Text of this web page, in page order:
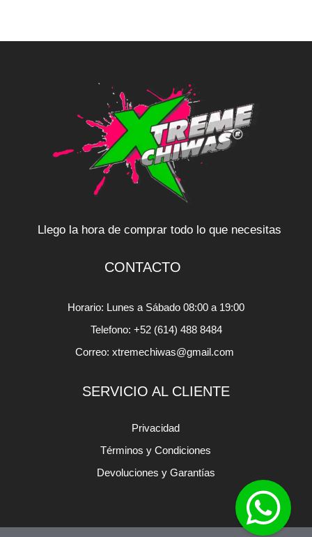
Llego la hora de comprar todo lo que necesitas
CONTACTO
Horario: Lunes a Sábado 08:00 a 19:00
Telefono: +52 (614) 488 8484
Correo: xtremechiwas@gmail.com
SERVICIO AL CLIENTE
Privacidad
Términos y Condiciones
Devoluciones y Garantías